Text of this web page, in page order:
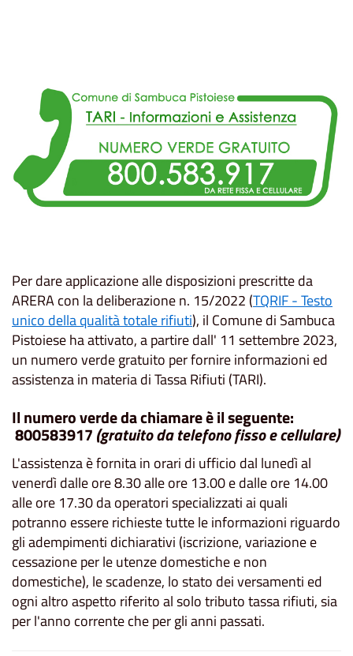
Per dare applicazione alle disposizioni prescritte da
ARERA con la deliberazione n. 15/2022 (TQRIF - Testo
unico della qualità totale rifiuti), il Comune di Sambuca
Pistoiese ha attivato, a partire dall' 11 settembre 2023,
un numero verde gratuito per fornire informazioni ed
assistenza in materia di Tassa Rifiuti (TARI).
Il numero verde da chiamare è il seguente:
800583917(gratuito da telefono fisso e cellulare)
L'assistenza è fornita in orari di ufficio dal lunedì al
venerdì dalle ore 8.30 alle ore 13.00 e dalle ore 14.00
alle ore 17.30 da operatori specializzati ai quali
potranno essere richieste tutte le informazioni riguardo
gli adempimenti dichiarativi (iscrizione, variazione e
cessazione per le utenze domestiche e non
domestiche), le scadenze, lo stato dei versamenti ed
ogni altro aspetto riferito al solo tributo tassa rifiuti, sia
per l'anno corrente che per gli anni passati.